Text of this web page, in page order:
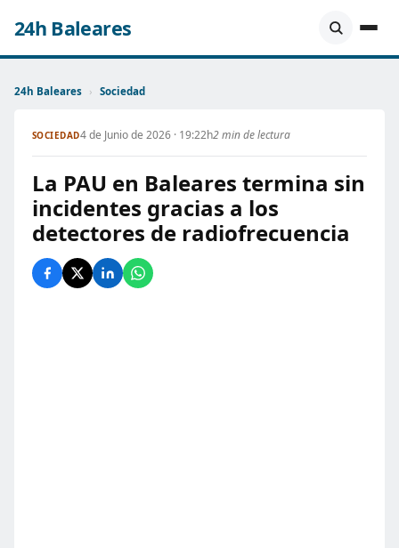
24h Baleares
24h Baleares › Sociedad
SOCIEDAD4 de Junio de 2026 · 19:22h2 min de lectura
La PAU en Baleares termina sin
incidentes gracias a los
detectores de radiofrecuencia